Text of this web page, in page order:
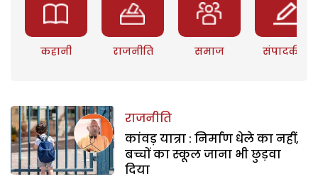
कहानी राजनीति समाज संपादकीय
राजनीति
कांवड़ यात्रा : निर्माण धेले का नहीं,
बच्चों का स्कूल जाना भी छुड़वा
दिया